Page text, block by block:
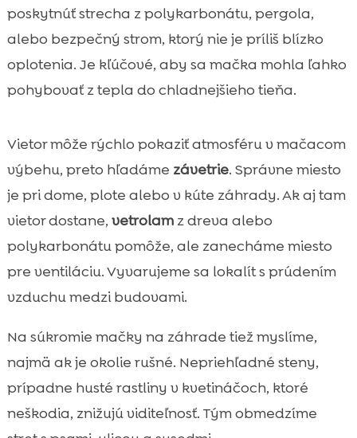
poskytnúť strecha z polykarbonátu, pergola,
alebo bezpečný strom, ktorý nie je príliš blízko
oplotenia. Je kľúčové, aby sa mačka mohla ľahko
pohybovať z tepla do chladnejšieho tieňa.
Vietor môže rýchlo pokaziť atmosféru v mačacom
výbehu, preto hľadáme závetrie. Správne miesto
je pri dome, plote alebo v kúte záhrady. Ak aj tam
vietor dostane, vetrolamz dreva alebo
polykarbonátu pomôže, ale zanecháme miesto
pre ventiláciu. Vyvarujeme sa lokalít s prúdením
vzduchu medzi budovami.
Na súkromie mačky na záhrade tiež myslíme,
najmä ak je okolie rušné. Nepriehľadné steny,
prípadne husté rastliny v kvetináčoch, ktoré
neškodia, znižujú viditeľnosť. Tým obmedzíme